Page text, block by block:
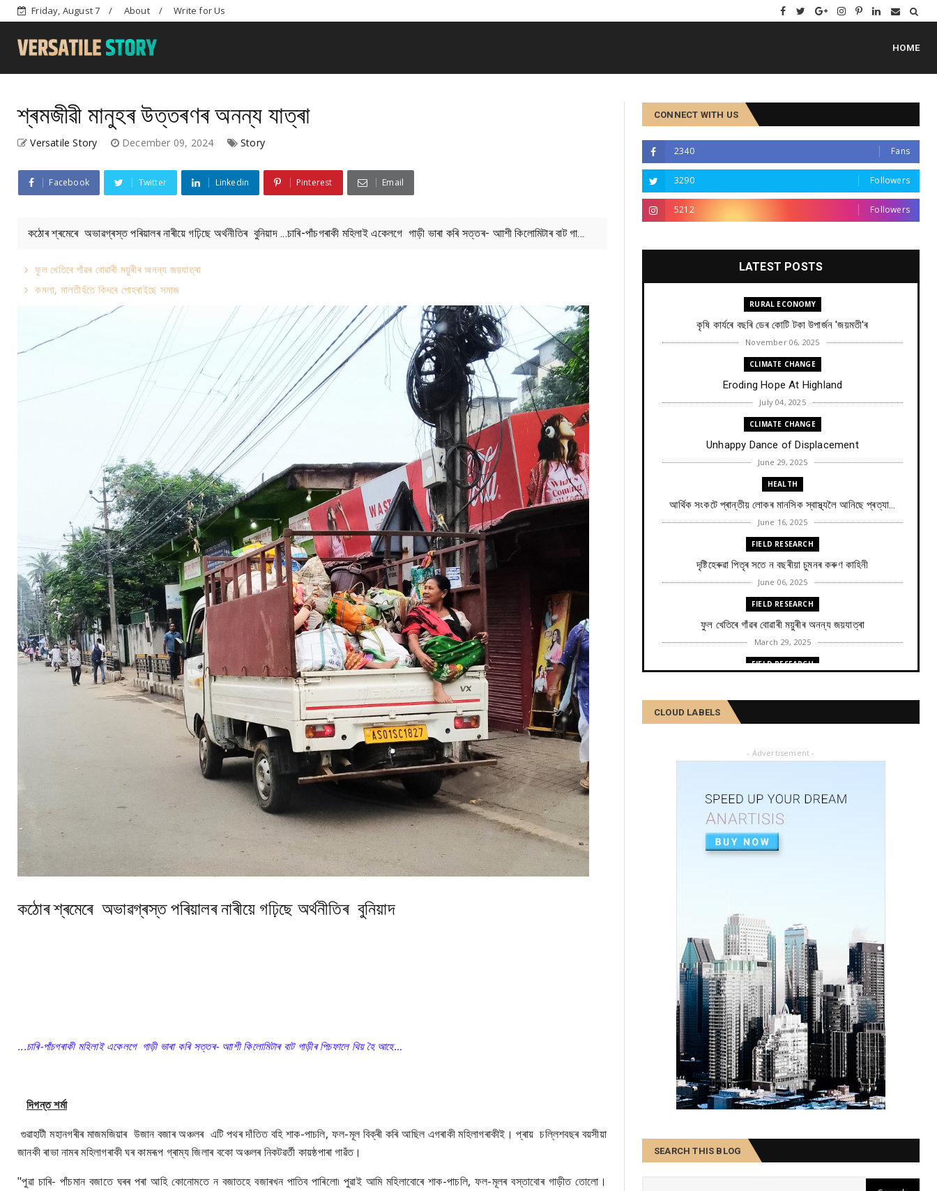
Friday, August 7 About Write for Us
HOME
শ্ৰমজীৱী মানুহৰ উত্তৰণৰ অনন্য যাত্ৰা
Versatile Story December 09, 2024 Story
Facebook Twitter Linkedin Pinterest Email
কঠোৰ শ্ৰমেৰে অভাৱগ্ৰস্ত পৰিয়ালৰ নাৰীয়ে গঢ়িছে অৰ্থনীতিৰ বুনিয়াদ ...চাৰি-পাঁচগৰাকী মহিলাই একেলগে গাড়ী ভাৰা কৰি সত্তৰ- আাশী কিলোমিটাৰ বাট গা...
ফুল খেতিৰে গাঁৱৰ বোৱাৰী ময়ুৰীৰ অনন্য জয়যাত্ৰা
কমলা, মালতীহঁতে কিদৰে পোহৰাইছে সমাজ
কঠোৰ শ্ৰমেৰে অভাৱগ্ৰস্ত পৰিয়ালৰ নাৰীয়ে গঢ়িছে অৰ্থনীতিৰ বুনিয়াদ
...চাৰি-পাঁচগৰাকী মহিলাই একেলগে গাড়ী ভাৰা কৰি সত্তৰ- আাশী কিলোমিটাৰ বাট গাড়ীৰ পিচফালে থিয় হৈ আহে…
দিগন্ত শৰ্মা
গুৱাহাটী মহানগৰীৰ মাজমজিয়াৰ উজান বজাৰ অঞ্চলৰ এটি পথৰ দাঁতিত বহি শাক-পাচলি, ফল-মূল বিক্ৰী কৰি আছিল এগৰাকী মহিলাগৰাকীই। প্ৰায় চল্লিশবছৰ বয়সীয়া
জানকী ৰাভা নামৰ মহিলাগৰাকী ঘৰ কামৰূপ গ্ৰাম্য জিলাৰ বকো অঞ্চলৰ নিকটৱৰ্তী কায়ষ্ঠপাৰা গাৱঁত।
"পুৱা চাৰি- পাঁচমান বজাতে ঘৰৰ পৰা আহি কোনোমতে ন বজাতহে বজাৰখন পাতিব পাৰিলো৷ পুৱাই আমি মহিলাবোৰে শাক-পাচলি, ফল-মূলৰ বস্তাবোৰ গাড়ীত তোলো।
CONNECT WITH US
2340 Fans
3290 Followers
5212 Followers
LATEST POSTS
RURAL ECONOMY
কৃষি কাৰ্যৰে বছৰি ডেৰ কোটি টকা উপার্জন 'জয়মতী'ৰ
November 06, 2025
CLIMATE CHANGE
Eroding Hope At Highland
July 04, 2025
CLIMATE CHANGE
Unhappy Dance of Displacement
June 29, 2025
HEALTH
আৰ্থিক সংকটে প্ৰান্তীয় লোকৰ মানসিক স্বাস্থ্যলৈ আনিছে প্ৰত্যা...
June 16, 2025
FIELD RESEARCH
দৃষ্টিহেৰুৱা পিতৃৰ সতে ন বছৰীয়া চুমনৰ কৰুণ কাহিনী
June 06, 2025
FIELD RESEARCH
ফুল খেতিৰে গাঁৱৰ বোৱাৰী ময়ুৰীৰ অনন্য জয়যাত্ৰা
March 29, 2025
FIELD RESEARCH
February 27, 2025
FIELD RESEARCH
February 04, 2025
একালৰ উগ্ৰপন্থী কবলিত দূৰ্গম গাঁৱৰ পৰা ৰাষ্ট্ৰীয় পৰ্যায়লৈ ময়...
December 26, 2024
SOCIAL
CLOUD LABELS
- Advertisement -
SEARCH THIS BLOG